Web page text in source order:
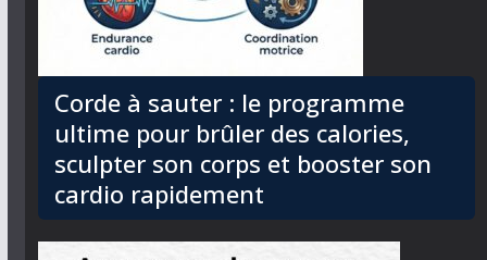
Corde à sauter : le programme
ultime pour brûler des calories,
sculpter son corps et booster son
cardio rapidement